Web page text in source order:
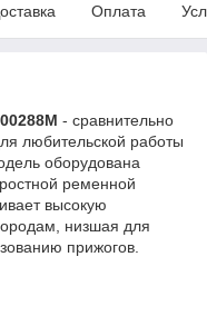
Оплата
- сравнительно
любительской работы
оборудована
ременной
высокую
низшая для
прижогов.